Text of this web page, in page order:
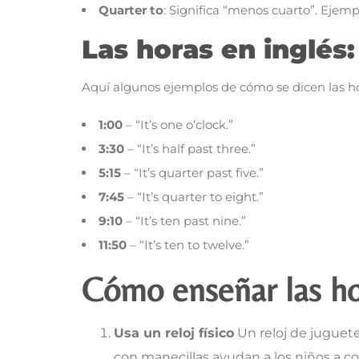
Quarter to: Significa “menos cuarto”.
Las horas en
Aquí algunos ejemplos de cómo se dicen las
1:00 – “It’s one o’clock.”
3:30 – “It’s half past three.”
5:15 – “It’s quarter past five.”
7:45 – “It’s quarter to eight.”
9:10 – “It’s ten past nine.”
11:50 – “It’s ten to twelve.”
Cómo enseñar las
Usa un reloj físico Un reloj de